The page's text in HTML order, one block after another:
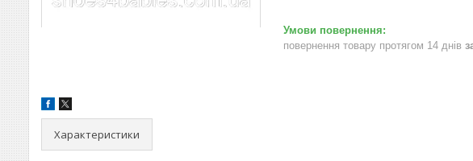
повернення товару протягом 14 днів
Характеристики